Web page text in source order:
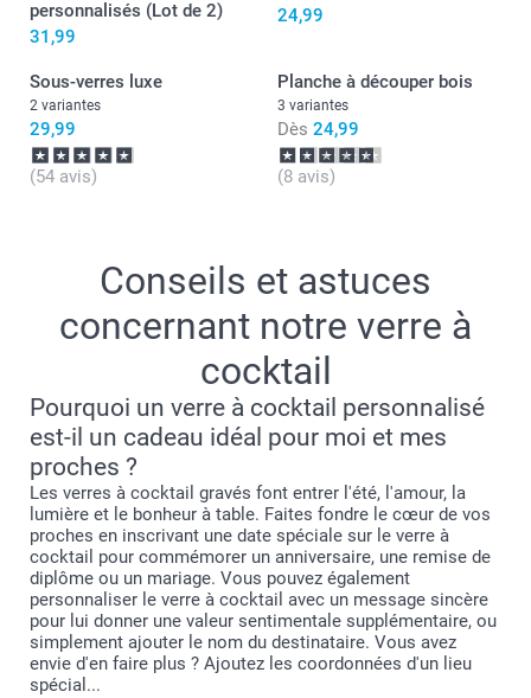
Grands verres (lot de 2)
Verre à Whisky
personnalisés (Lot de 2)
31,99
24,99
Sous-verres luxe
2 variantes
29,99
(54 avis)
Planche à découper bois
3 variantes
Dès 24,99
(8 avis)
Conseils et astuces
concernant notre verre à
cocktail
Pourquoi un verre à cocktail personnalisé
est-il un cadeau idéal pour moi et mes
proches ?
Les verres à cocktail gravés font entrer l'été, l'amour, la
lumière et le bonheur à table. Faites fondre le cœur de vos
proches en inscrivant une date spéciale sur le verre à
cocktail pour commémorer un anniversaire, une remise de
diplôme ou un mariage. Vous pouvez également
personnaliser le verre à cocktail avec un message sincère
pour lui donner une valeur sentimentale supplémentaire, ou
simplement ajouter le nom du destinataire. Vous avez
envie d'en faire plus ? Ajoutez les coordonnées d'un lieu
spécial...